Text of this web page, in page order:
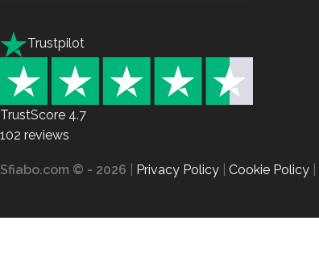
Trustpilot
TrustScore 4.7
102 reviews
Sfiabo.com © - 2026 Privacy Policy Cookie Policy